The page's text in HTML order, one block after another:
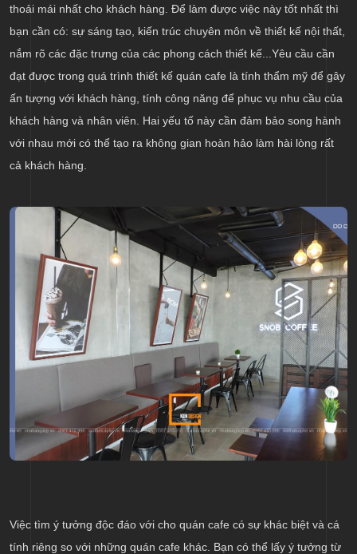
thoải mái nhất cho khách hàng. Để làm được việc này tốt nhất thì
bạn cần có: sự sáng tạo, kiến trúc chuyên môn về thiết kế nội thất,
nắm rõ các đặc trưng của các phong cách thiết kế...Yêu cầu cần
đạt được trong quá trình thiết kế quán cafe là tính thẩm mỹ để gây
ấn tượng với khách hàng, tính công năng để phục vụ nhu cầu của
khách hàng và nhân viên. Hai yếu tố này cần đảm bảo song hành
với nhau mới có thể tạo ra không gian hoàn hảo làm hài lòng rất
cả khách hàng.
Việc tìm ý tưởng độc đáo với cho quán cafe có sự khác biệt và cá
tính riêng so với những quán cafe khác. Bạn có thể lấy ý tưởng từ